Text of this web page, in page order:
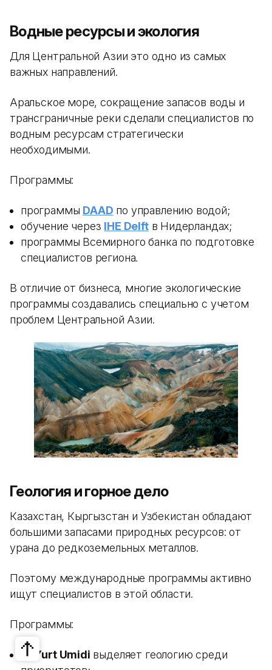
Водные ресурсы и экология
Для Центральной Азии это одно из самых
важных направлений.
Аральское море, сокращение запасов воды и
трансграничные реки сделали специалистов по
водным ресурсам стратегически
необходимыми.
Программы:
программы DAAD по управлению водой;
обучение через IHE Delftв Нидерландах;
программы Всемирного банка по подготовке
специалистов региона.
В отличие от бизнеса, многие экологические
программы создавались специально с учетом
проблем Центральной Азии.
Геология и горное дело
Казахстан, Кыргызстан и Узбекистан обладают
большими запасами природных ресурсов: от
урана до редкоземельных металлов.
Поэтому международные программы активно
ищут специалистов в этой области.
Программы:
El-Yurt Umidi выделяет геологию среди